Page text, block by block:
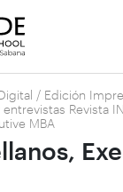
/ Edición
Revista
MBA